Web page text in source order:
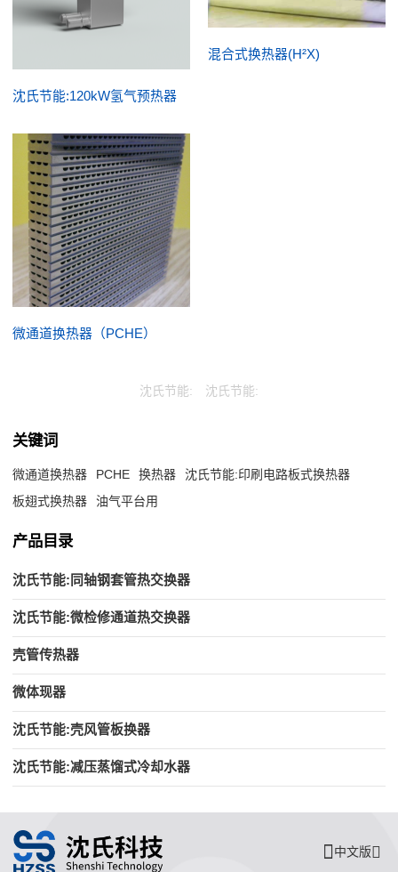
沈氏节能:120kW氢气预热器
混合式换热器(H²X)
微通道换热器（PCHE）
沈氏节能: 沈氏节能:
关键词
微通道换热器 PCHE 换热器
沈氏节能:印刷电路板式换热器
板翅式换热器
油气平台用
产品目录
沈氏节能:同轴钢套管热交换器
沈氏节能:微检修通道热交换器
壳管传热器
微体现器
沈氏节能:壳风管板换器
沈氏节能:减压蒸馏式冷却水器
中文版